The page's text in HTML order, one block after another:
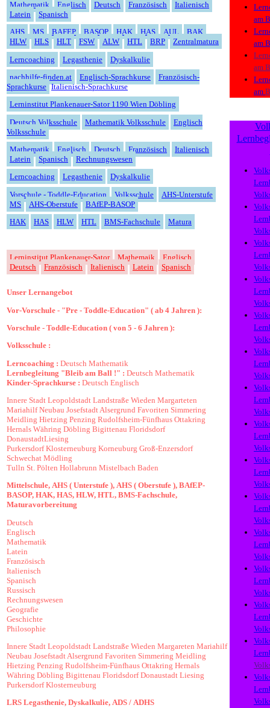
Mathematik Englisch Deutsch Französisch
Italienisch
Latein
Spanisch
AHS
MS BAFEP BASOP HAK HAS AUL
BAK
HLW
HLS HLT FSW ALW HTL BRP
Zentralmatura
Lerncoaching
Legasthenie
Dyskalkulie
nachhilfe-finden.at
Englisch-Sprachkurse
Französisch-
Sprachkurse Italienisch-Sprachkurse
Lerninstitut Plankenauer-Sator 1190 Wien Döbling
Deutsch Volksschule
Mathematik Volksschule
Englisch
Volksschule
Mathematik
Englisch Deutsch Französisch
Italienisch
Latein
Spanisch
Rechnungswesen
Lerncoaching
Legasthenie
Dyskalkulie
Vorschule - Toddle-Education
Volksschule
AHS-Unterstufe
MS
AHS-Oberstufe
BAfEP-BASOP
HAK
HAS HLW HTL BMS-Fachschule Matura
Lerninstitut Plankenauer-Sator Mathemaik
Englisch
Deutsch
Französisch Italienisch Latein Spanisch
Unser Lernangebot
Vor-Vorschule - "Pre - Toddle-Education" ( ab 4 Jahren ):
Vorschule - Toddle-Education ( von 5 - 6 Jahren ):
Volksschule :
Lerncoaching : Deutsch Mathematik
Lernbegleitung "Bleib am Ball !" : Deutsch Mathematik
Kinder-Sprachkurse : Deutsch Englisch
Innere Stadt Leopoldstadt Landstraße Wieden Margarteten
Mariahilf Neubau Josefstadt Alsergrund Favoriten Simmering
Meidling Hietzing Penzing Rudolfsheim-Fünfhaus Ottakring
Hernals Währing Döbling Bigittenau Floridsdorf
DonaustadtLiesing
Purkersdorf Klosterneuburg Korneuburg Groß-Enzersdorf
Schwechat Mödling
Tulln St. Pölten Hollabrunn Mistelbach Baden
Mittelschule, AHS ( Unterstufe ), AHS ( Oberstufe ), BAfEP-
BASOP, HAK, HAS, HLW, HTL, BMS-Fachschule,
Maturavorbereitung
Deutsch
Englisch
Mathematik
Latein
Französisch
Italienisch
Spanisch
Russisch
Rechnungswesen
Geografie
Geschichte
Philosophie
Innere Stadt Leopoldstadt Landstraße Wieden Margareten Mariahilf
Neubau Josefstadt Alsergrund Favoriten Simmering Meidling
Hietzing Penzing Rudolfsheim-Fünfhaus Ottakring Hernals
Währing Döbling Bigittenau Floridsdorf Donaustadt Liesing
Purkersdorf Klosterneuburg
LRS Legasthenie, Dyskalkulie, ADS / ADHS
Lern
am
Lern
am
Lern
am
Lern
am
Lern
Lern
Lern
Lern
Lern
Lern
Lern
Lern